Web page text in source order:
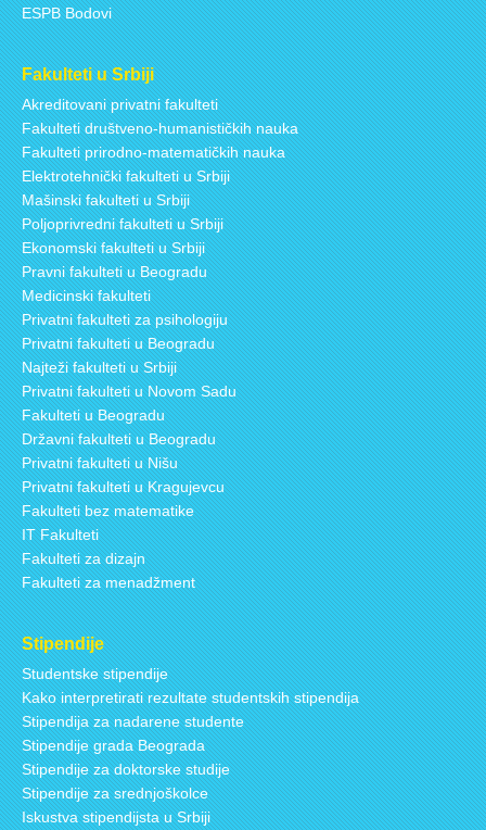
ESPB Bodovi
Fakulteti u Srbiji
Akreditovani privatni fakulteti
Fakulteti društveno-humanističkih nauka
Fakulteti prirodno-matematičkih nauka
Elektrotehnički fakulteti u Srbiji
Mašinski fakulteti u Srbiji
Poljoprivredni fakulteti u Srbiji
Ekonomski fakulteti u Srbiji
Pravni fakulteti u Beogradu
Medicinski fakulteti
Privatni fakulteti za psihologiju
Privatni fakulteti u Beogradu
Najteži fakulteti u Srbiji
Privatni fakulteti u Novom Sadu
Fakulteti u Beogradu
Državni fakulteti u Beogradu
Privatni fakulteti u Nišu
Privatni fakulteti u Kragujevcu
Fakulteti bez matematike
IT Fakulteti
Fakulteti za dizajn
Fakulteti za menadžment
Stipendije
Studentske stipendije
Kako interpretirati rezultate studentskih stipendija
Stipendija za nadarene studente
Stipendije grada Beograda
Stipendije za doktorske studije
Stipendije za srednjoškolce
Iskustva stipendijsta u Srbiji